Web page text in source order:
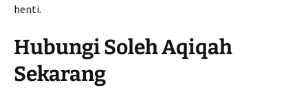
henti.
Hubungi Soleh Aqiqah
Sekarang